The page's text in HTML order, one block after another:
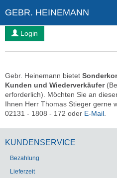
GEBR. HEINEMANN
Login
Gebr. Heinemann bietet
Kunden und Wiederverkäufer
erforderlich). Möchten Sie an
Ihnen Herr Thomas Stieger gerne
02131 - 1808 - 172 oder E-Mail
KUNDENSERVICE
Bezahlung
Lieferzeit